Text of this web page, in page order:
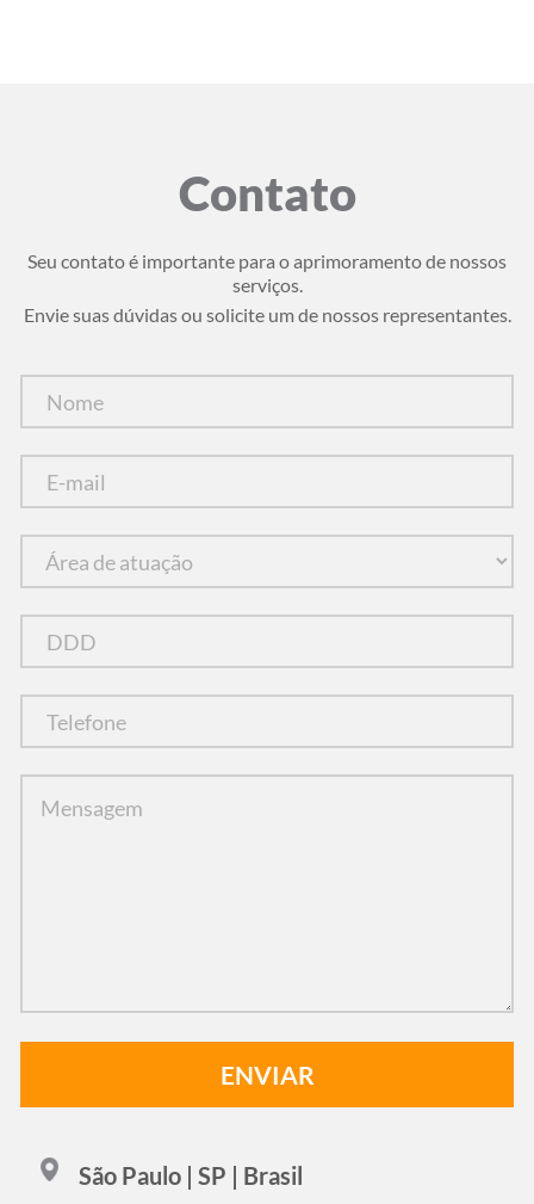
Contato
Seu contato é importante para o aprimoramento de nossos
serviços.
Envie suas dúvidas ou solicite um de nossos representantes.
São Paulo | SP | Brasil